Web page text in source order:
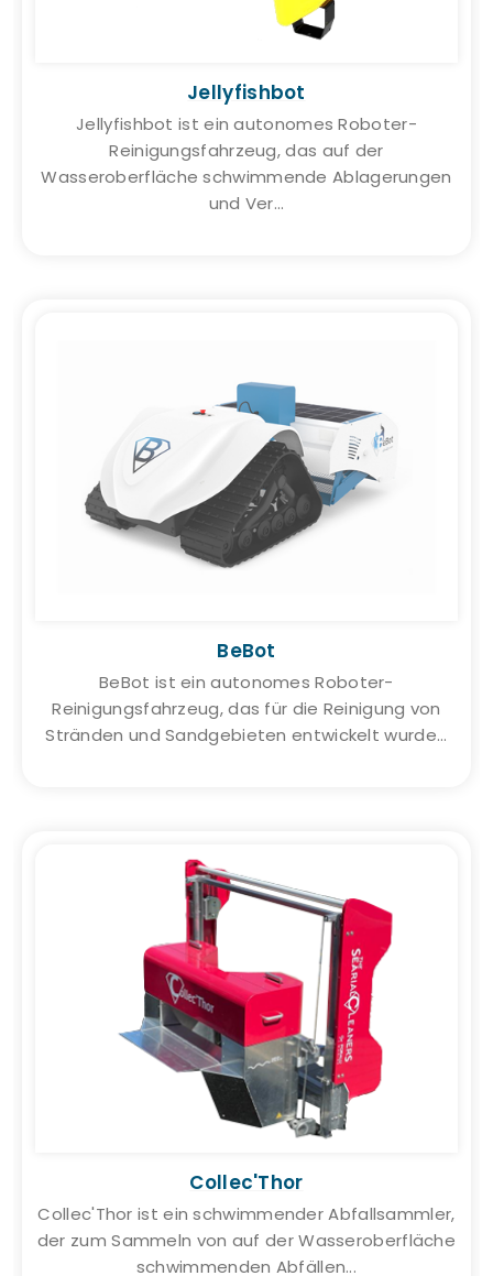
Jellyfishbot
Jellyfishbot ist ein autonomes Roboter-
Reinigungsfahrzeug, das auf der
Wasseroberfläche schwimmende Ablagerungen
und Ver...
BeBot
BeBot ist ein autonomes Roboter-
Reinigungsfahrzeug, das für die Reinigung von
Stränden und Sandgebieten entwickelt wurde...
Collec'Thor
Collec'Thor ist ein schwimmender Abfallsammler,
der zum Sammeln von auf der Wasseroberfläche
schwimmenden Abfällen...